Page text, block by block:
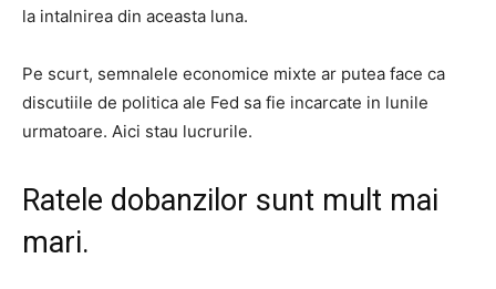
la intalnirea din aceasta luna.
Pe scurt, semnalele economice mixte ar putea face ca
discutiile de politica ale Fed sa fie incarcate in lunile
urmatoare. Aici stau lucrurile.
Ratele dobanzilor sunt mult mai
mari.